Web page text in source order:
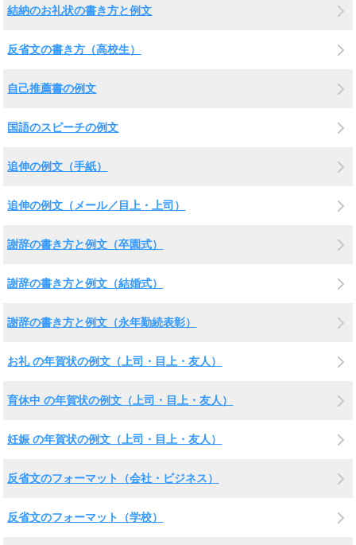
結納のお礼状の書き方と例文
反省文の書き方（高校生）
自己推薦書の例文
国語のスピーチの例文
追伸の例文（手紙）
追伸の例文（メール／目上・上司）
謝辞の書き方と例文（卒園式）
謝辞の書き方と例文（結婚式）
謝辞の書き方と例文（永年勤続表彰）
お礼 の年賀状の例文（上司・目上・友人）
育休中 の年賀状の例文（上司・目上・友人）
妊娠 の年賀状の例文（上司・目上・友人）
反省文のフォーマット（会社・ビジネス）
反省文のフォーマット（学校）